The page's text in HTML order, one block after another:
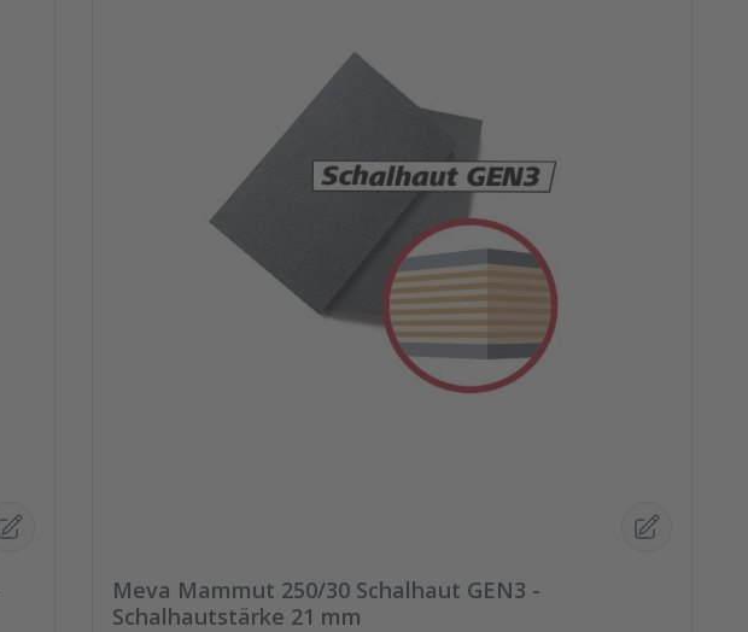
Meva Mammut 250/30 Schalhaut GEN3 -
Schalhautstärke 21 mm